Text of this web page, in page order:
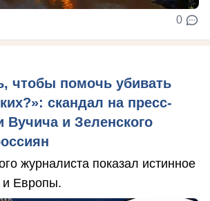
0
чтобы помочь убивать
скандал на пресс-
Вучича и Зеленского
журналиста показал истинное
и Европы.